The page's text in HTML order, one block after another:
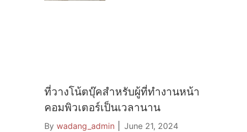
ที่วางโน้ตบุ๊คสำหรับผู้ที่ทำงานหน้า
คอมพิวเตอร์เป็นเวลานาน
By wadang_admin
June 21, 2024